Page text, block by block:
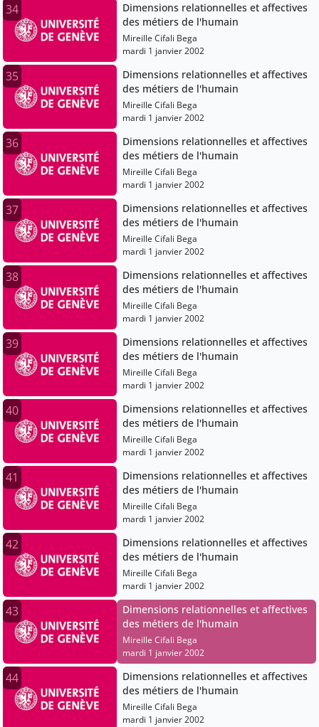
34
Dimensions relationnelles et affectives
des métiers de l'humain
Mireille Cifali Bega
mardi 1 janvier 2002
35
Dimensions relationnelles et affectives
des métiers de l'humain
Mireille Cifali Bega
mardi 1 janvier 2002
36
Dimensions relationnelles et affectives
des métiers de l'humain
Mireille Cifali Bega
mardi 1 janvier 2002
37
Dimensions relationnelles et affectives
des métiers de l'humain
Mireille Cifali Bega
mardi 1 janvier 2002
38
Dimensions relationnelles et affectives
des métiers de l'humain
Mireille Cifali Bega
mardi 1 janvier 2002
39
Dimensions relationnelles et affectives
des métiers de l'humain
Mireille Cifali Bega
mardi 1 janvier 2002
40
Dimensions relationnelles et affectives
des métiers de l'humain
Mireille Cifali Bega
mardi 1 janvier 2002
41
Dimensions relationnelles et affectives
des métiers de l'humain
Mireille Cifali Bega
mardi 1 janvier 2002
42
Dimensions relationnelles et affectives
des métiers de l'humain
Mireille Cifali Bega
mardi 1 janvier 2002
43
Dimensions relationnelles et affectives
des métiers de l'humain
Mireille Cifali Bega
mardi 1 janvier 2002
44
Dimensions relationnelles et affectives
des métiers de l'humain
Mireille Cifali Bega
mardi 1 janvier 2002